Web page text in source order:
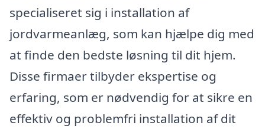
specialiseret sig i installation af
jordvarmeanlæg, som kan hjælpe dig med
at finde den bedste løsning til dit hjem.
Disse firmaer tilbyder ekspertise og
erfaring, som er nødvendig for at sikre en
effektiv og problemfri installation af dit